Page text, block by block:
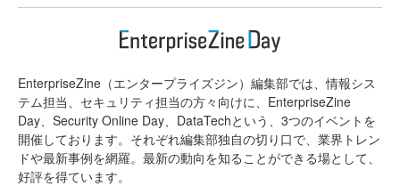
EnterpriseZine（エンタープライズジン）編集部では、情報シス
テム担当、セキュリティ担当の方々向けに、EnterpriseZine
Day、Security Online Day、DataTechという、3つのイベントを
開催しております。それぞれ編集部独自の切り口で、業界トレン
ドや最新事例を網羅。最新の動向を知ることができる場として、
好評を得ています。